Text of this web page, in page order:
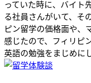
っていた時に、バイト
る社員さんがいて、そ
ピン留学の価格面や、
感じたので、フィリピ
英語の勉強をまじめに